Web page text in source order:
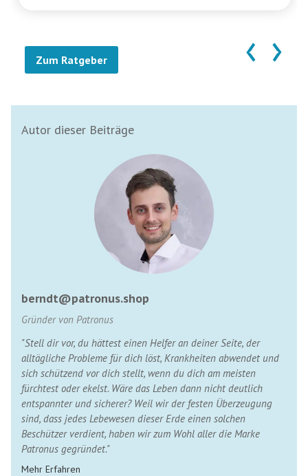
‹ ›
Zum Ratgeber
Autor dieser Beiträge
berndt@patronus.shop
Gründer von Patronus
"Stell dir vor, du hättest einen Helfer an deiner Seite, der
alltägliche Probleme für dich löst, Krankheiten abwendet und
sich schützend vor dich stellt, wenn du dich am meisten
fürchtest oder ekelst. Wäre das Leben dann nicht deutlich
entspannter und sicherer? Weil wir der festen Überzeugung
sind, dass jedes Lebewesen dieser Erde einen solchen
Beschützer verdient, haben wir zum Wohl aller die Marke
Patronus gegründet."
Mehr Erfahren